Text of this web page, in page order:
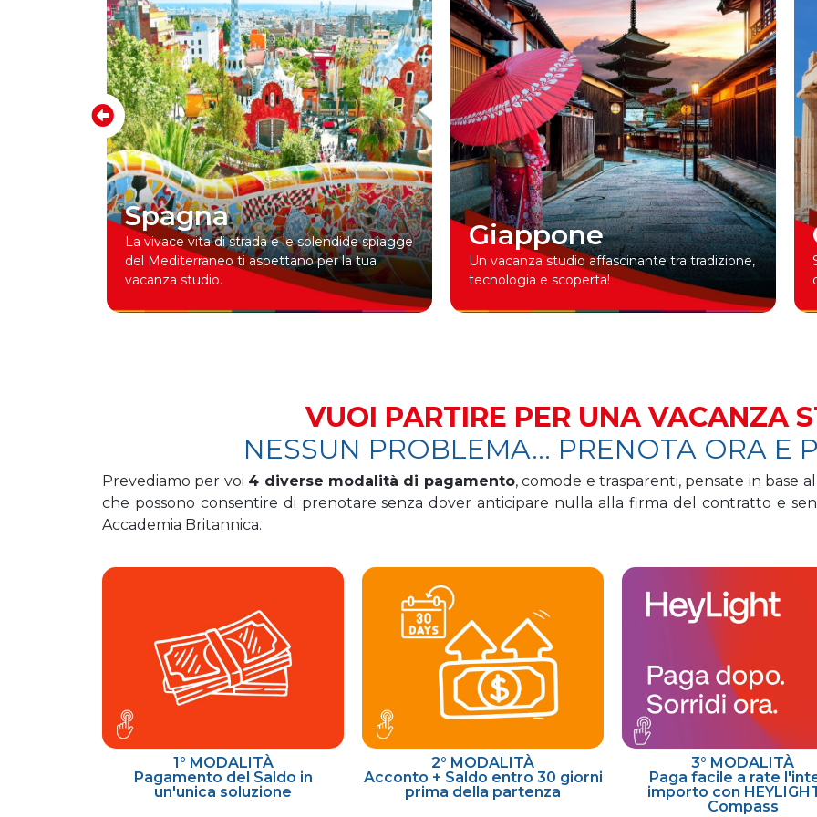
India
Dove lo studio incontra l’avventura: il tuo
percorso in India.
Indonesia
Immergiti in spiagge idilliache, giungle
rigogliose e una cultura vibrante.
VUOI PARTIRE PER UNA VACANZA
NESSUN PROBLEMA... PRENOTA ORA E
Prevediamo per voi 4 diverse modalità di pagamento, comode e trasparenti, pensate in base
che possono consentire di prenotare senza dover anticipare nulla alla firma del contratto e
Accademia Britannica.
1° MODALITÀ
Pagamento del Saldo in
un'unica soluzione
2° MODALITÀ
Acconto + Saldo entro 30 giorni
prima della partenza
3° MODALITÀ
Paga facile a rate
importo con
Compass